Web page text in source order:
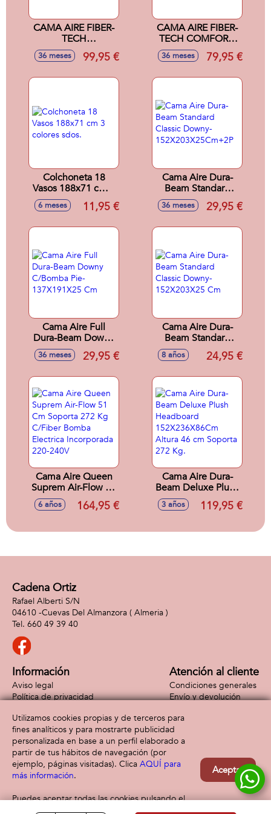
CAMA AIRE FIBER-
TECH
152X203X56CM-
C/BOMBA
36 meses 99,95 €
CAMA AIRE FIBER-
TECH COMFORT-
PLUSH
152X203X46-
36 meses 79,95 €
Colchoneta 18
Vasos 188x71 cm 3
colores sdos.
6 meses 11,95 €
Cama Aire Dura-
Beam Standard
Classic Downy-
152X203X25Cm+2P
36 meses 29,95 €
Cama Aire Full
Dura-Beam Downy
C/Bomba Pie-
137X191X25 Cm
36 meses 29,95 €
Cama Aire Dura-
Beam Standard
Classic Downy-
152X203X25 Cm
8 años 24,95 €
Cama Aire Queen
Suprem Air-Flow 51
Cm Soporta 272 Kg
C/Fiber Bomba
Incorporada 220-
6 años 164,95 €
Cama Aire Dura-
Beam Deluxe Plush
Headboard
152X236X86Cm
Soporta 272 Kg.
3 años 119,95 €
Cadena Ortiz
Rafael Alberti S/N
04610 -Cuevas Del Almanzora ( Almeria )
660 49 39 40
Información
Aviso legal
Política de privacidad
Atención al cliente
Condiciones generales
Envío y devolución
Formas de pago
Utilizamos cookies propias y de terceros para
fines analíticos y para mostrarte publicidad
personalizada en base a un perfil elaborado a
partir de tus hábitos de navegación (por
ejemplo, páginas visitadas). Clica AQUÍ para
más información.
Puedes aceptar todas las cookies pulsando el
botón “Aceptar” o configurarlas o rechazar su
Aceptar